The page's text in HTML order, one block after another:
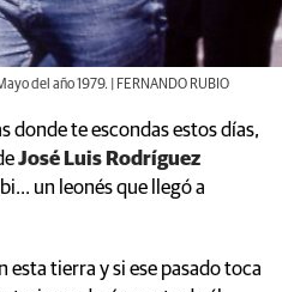
del año 1979. | FERNANDO RUBIO
donde te escondas estos días,
José Luis Rodríguez
un leonés que llegó a
esta tierra y si ese pasado toca